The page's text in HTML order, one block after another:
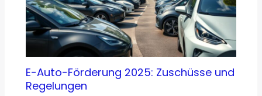
E-Auto-Förderung 2025: Zuschüsse und
Regelungen